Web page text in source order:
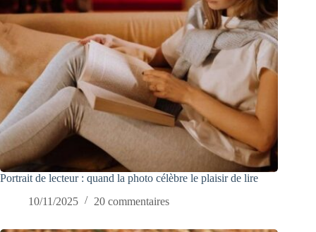
Portrait de lecteur : quand la photo célèbre le plaisir de lire
10/11/2025
20 commentaires